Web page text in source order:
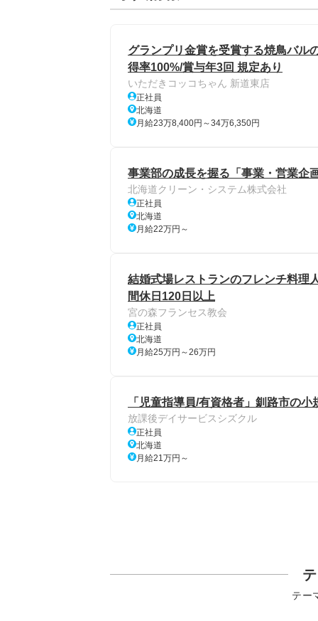
グランプリ金賞を受賞する焼鳥バル
得率100%/賞与年3回 規定あり
いただきコッコちゃん 新道東店
正社員
北海道
月給23万8,400円～34万6,350円
事業部の成長を握る「事業・営業企
北海道クリーン・システム株式会社
正社員
北海道
月給22万円～
結婚式場レストランのフレンチ料理
間休日120日以上
宮の森フランセス教会
正社員
北海道
月給25万円～26万円
「児童指導員/有資格者」釧路市の
放課後デイサービスシズクル
正社員
北海道
月給21万円～
テー